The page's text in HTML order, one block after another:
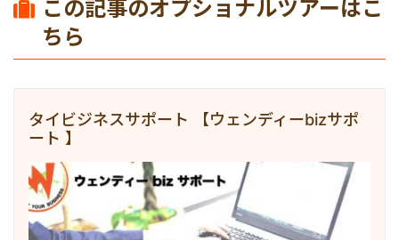
この記事のオプショナルツアーはこ
ちら
タイビジネスサポート 【ウェンディーbizサポ
ート 】